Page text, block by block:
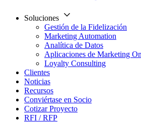
Soluciones
Gestión de la Fidelización
Marketing Automation
Analítica de Datos
Aplicaciones de Marketing
Loyalty Consulting
Clientes
Noticias
Recursos
Conviértase en Socio
Cotizar Proyecto
RFI / RFP